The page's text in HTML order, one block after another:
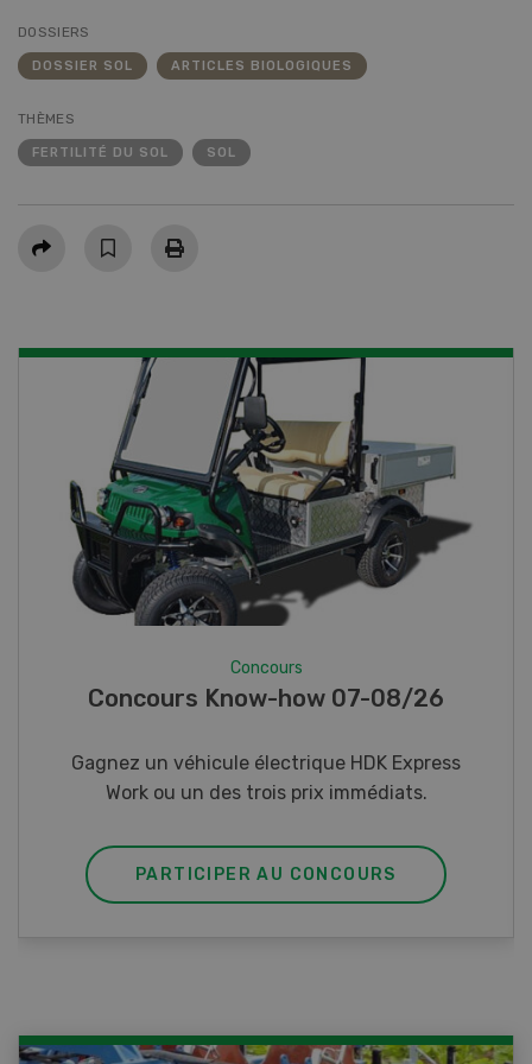
DOSSIERS
DOSSIER SOL ARTICLES BIOLOGIQUES
THÈMES
FERTILITÉ DU SOL SOL
Partager
Photo mystère 07-08/26
Gagnez l’un des cinq couteaux de poche LANDI
PARTICIPER AU CONCOURS